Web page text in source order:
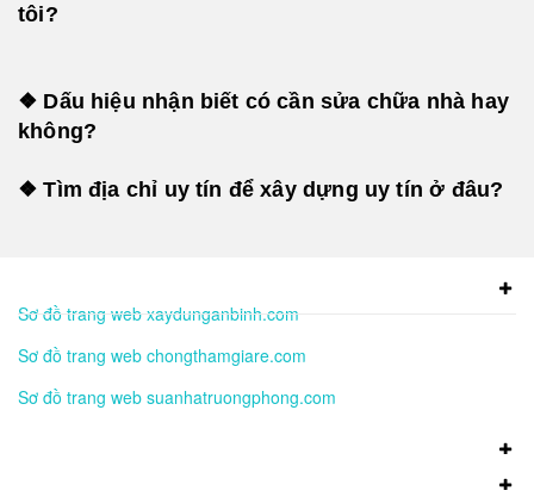
tôi?
❖ Dấu hiệu nhận biết có cần sửa chữa nhà hay
không?
❖ Tìm địa chỉ uy tín để xây dựng uy tín ở đâu?
Sơ đồ trang web xaydunganbinh.com
Sơ đồ trang web chongthamgiare.com
Sơ đồ trang web suanhatruongphong.com